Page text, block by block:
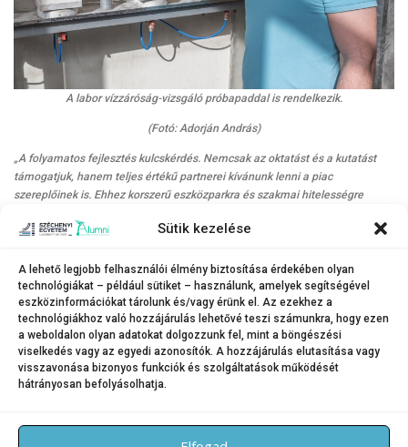
Sütik kezelése
A lehető legjobb felhasználói élmény biztosítása érdekében olyan
technológiákat – például sütiket – használunk, amelyek segítségével
eszközinformációkat tárolunk és/vagy érünk el. Az ezekhez a
technológiákhoz való hozzájárulás lehetővé teszi számunkra, hogy ezen
a weboldalon olyan adatokat dolgozzunk fel, mint a böngészési
viselkedés vagy az egyedi azonosítók. A hozzájárulás elutasítása vagy
visszavonása bizonyos funkciók és szolgáltatások működését
hátrányosan befolyásolhatja.
A labor vízzáróság-vizsgáló próbapaddal is rendelkezik.
(Fotó: Adorján András)
„A folyamatos fejlesztés kulcskérdés. Nemcsak az oktatást és a kutatást
támogatjuk, hanem teljes értékű partnerei kívánunk lenni a piac
szereplőinek is. Ehhez korszerű eszközparkra és szakmai hitelességre
gyakorlati képzésében, kutatási projektekben, doktori munkákban is,
ugyanakkor működése nem korlátozódik az akadémiai keretek közé. A cél
az, hogy a térségben működő cégek, szervezetek és szakemberek is
felismerjék: Győrben elérhető egy olyan mérési és vizsgálati háttér,
amelyre bátran lehet építeni – szó szerint is.
KATEGÓRIA:HÍREK